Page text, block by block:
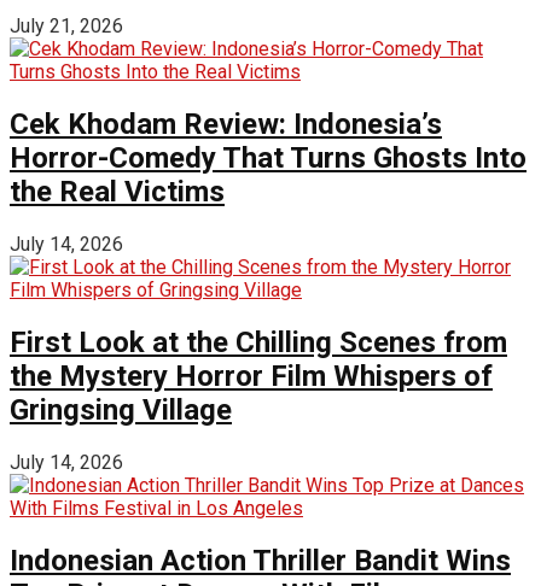
July 21, 2026
Cek Khodam Review: Indonesia’s
Horror-Comedy That Turns Ghosts Into
the Real Victims
July 14, 2026
First Look at the Chilling Scenes from
the Mystery Horror Film Whispers of
Gringsing Village
July 14, 2026
Indonesian Action Thriller Bandit Wins